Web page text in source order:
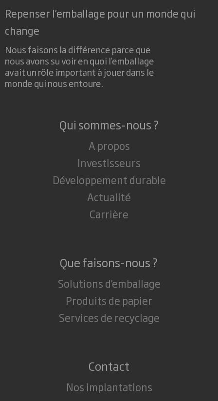
Repenser l’emballage pour un monde qui
change
Nous faisons la différence parce que
nous avons su voir en quoi l'emballage
avait un rôle important à jouer dans le
monde qui nous entoure.
Qui sommes-nous ?
A propos
Investisseurs
Développement durable
Actualité
Carrière
Que faisons-nous ?
Solutions d'emballage
Produits de papier
Services de recyclage
Contact
Nos implantations